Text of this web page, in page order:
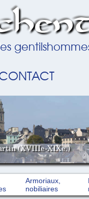
(XVIIIe-XIXe.)
Armoriaux,
nobiliaires